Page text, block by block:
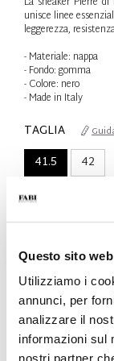
Questo sito
Utilizziamo i
annunci, per
analizzare il
informazioni sul
unisce linee
leggerezza,
- Materiale: nappa
- Fondo: gomma
- Colore: nero
- Made in Italy
TAGLIA
41.5
42
Solo 1 Unità
QTÀ
-